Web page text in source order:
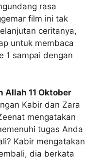
rasa
film ini tak
ceritanya,
untuk membaca
1 sampai dengan
Allah 11 Oktober
Kabir dan Zara
mengatakan
tugas Anda
Kabir mengatakan
dia berkata